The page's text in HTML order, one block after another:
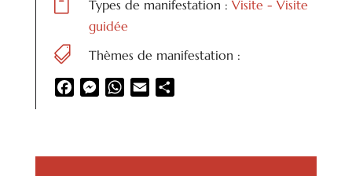
 Types de manifestation : Visite - Visite
guidée
 Thèmes de manifestation :
FacebookMessenger
WhatsApp
Email